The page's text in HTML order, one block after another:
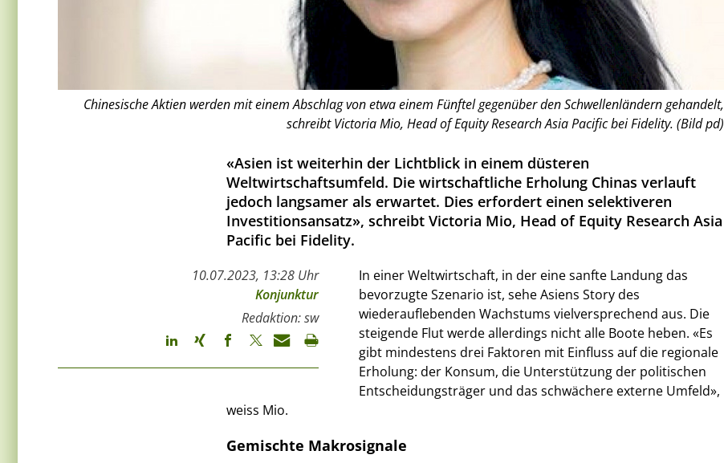
Chinesische Aktien werden mit einem Abschlag von etwa einem Fünftel gegenüber den Schwellenländern gehandelt,
schreibt Victoria Mio, Head of Equity Research Asia Pacific bei Fidelity. (Bild pd)
«Asien ist weiterhin der Lichtblick in einem düsteren
Weltwirtschaftsumfeld. Die wirtschaftliche Erholung Chinas verlauft
jedoch langsamer als erwartet. Dies erfordert einen selektiveren
Investitionsansatz», schreibt Victoria Mio, Head of Equity Research Asia
Pacific bei Fidelity.
10.07.2023, 13:28 Uhr
Konjunktur
Redaktion: sw
In einer Weltwirtschaft, in der eine sanfte Landung das
bevorzugte Szenario ist, sehe Asiens Story des
wiederauflebenden Wachstums vielversprechend aus. Die
steigende Flut werde allerdings nicht alle Boote heben. «Es
gibt mindestens drei Faktoren mit Einfluss auf die regionale
Erholung: der Konsum, die Unterstützung der politischen
Entscheidungsträger und das schwächere externe Umfeld»,
weiss Mio.
Gemischte Makrosignale